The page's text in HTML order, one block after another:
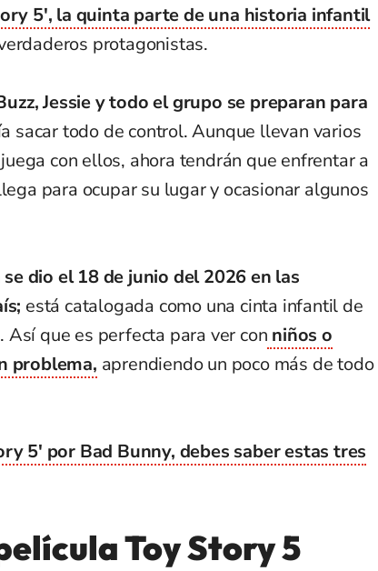
5', la quinta parte de una historia infantil
protagonistas.
Jessie y todo el grupo se preparan para
sacar todo de control. Aunque llevan varios
con ellos, ahora tendrán que enfrentar a
para ocupar su lugar y ocasionar algunos
dio el 18 de junio del 2026 en las
está catalogada como una cinta infantil de
Así que es perfecta para ver con niños o
problema, aprendiendo un poco más de todo
5' por Bad Bunny, debes saber estas tres
Toy Story 5